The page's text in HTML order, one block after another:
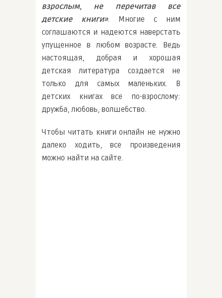
взрослым, не перечитав все
детские книги». Многие с ним
соглашаются и надеются наверстать
упущенное в любом возрасте. Ведь
настоящая, добрая и хорошая
детская литература создается не
только для самых маленьких. В
детских книгах все по-взрослому:
дружба, любовь, волшебство.
Чтобы читать книги онлайн не нужно
далеко ходить, все произведения
можно найти на сайте.